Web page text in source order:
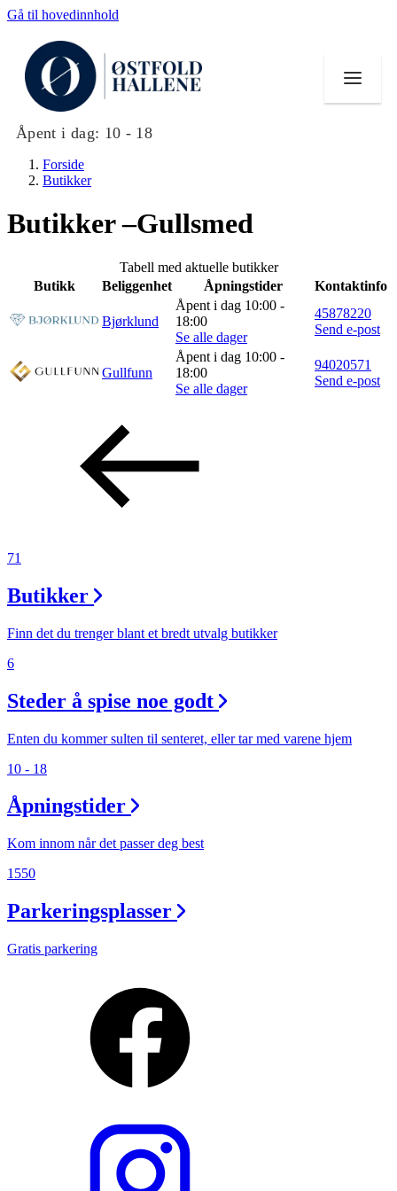
Gå til hovedinnhold
Åpent i dag: 10 - 18
Mat og drikke
Helse
Inspirasjon
Praktisk informasjon
Ledige stillinger
Gavekort
Finn frem
Forside
Butikker
Butikker –Gullsmed
Tabell med aktuelle butikker
Butikk
Beliggenhet Åpningstider Kontaktinfo
Bjørklund
Åpent i dag 10:00 -
18:00
Se alle dager
45878220
Send e-post
Gullfunn
Åpent i dag 10:00 -
18:00
Se alle dager
94020571
Send e-post
71
Butikker
Finn det du trenger blant et bredt utvalg butikker
6
Steder å spise noe godt
Enten du kommer sulten til senteret, eller tar med varene hjem
10 - 18
Åpningstider
Kom innom når det passer deg best
1550
Parkeringsplasser
Gratis parkering